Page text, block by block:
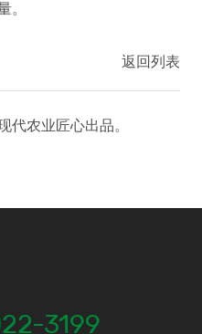
。
返回列表
代农业匠心出品。
3199